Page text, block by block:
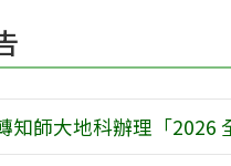
知師大地科辦理「2026